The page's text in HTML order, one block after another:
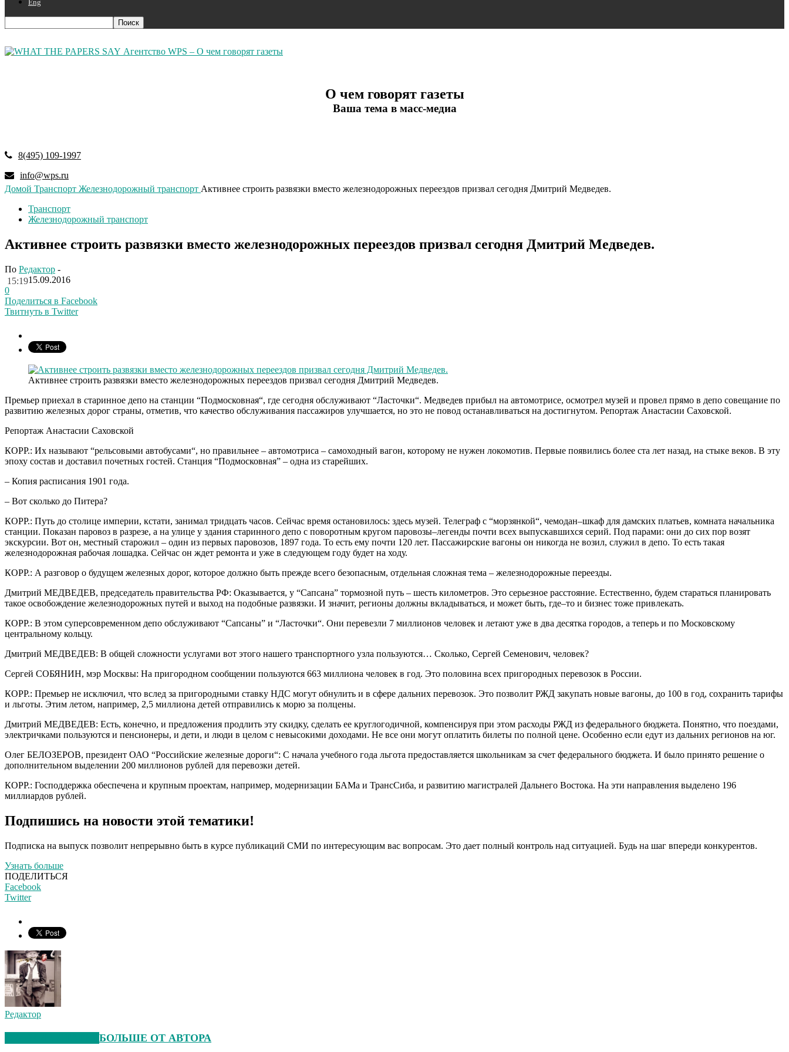
Eng
Агентство WPS – О чем говорят газеты
О чем говорят газеты
Ваша тема в масс-медиа
8(495) 109-1997
info@wps.ru
Домой Транспорт Железнодорожный транспорт Активнее строить развязки вместо железнодорожных переездов призвал сегодня Дмитрий Медведев.
Транспорт
Железнодорожный транспорт
Активнее строить развязки вместо железнодорожных переездов призвал сегодня Дмитрий Медведев.
По Редактор -
15.09.2016
15:19
0
Поделиться в Facebook
Твитнуть в Twitter
Активнее строить развязки вместо железнодорожных переездов призвал сегодня Дмитрий Медведев.
Премьер приехал в старинное депо на станции “Подмосковная“, где сегодня обслуживают “Ласточки“. Медведев прибыл на автомотрисе, осмотрел музей и провел прямо в депо совещание по
развитию железных дорог страны, отметив, что качество обслуживания пассажиров улучшается, но это не повод останавливаться на достигнутом. Репортаж Анастасии Саховской.
Репортаж Анастасии Саховской
КОРР.: Их называют “рельсовыми автобусами“, но правильнее – автомотриса – самоходный вагон, которому не нужен локомотив. Первые появились более ста лет назад, на стыке веков. В эту
эпоху состав и доставил почетных гостей. Станция “Подмосковная” – одна из старейших.
– Копия расписания 1901 года.
– Вот сколько до Питера?
КОРР.: Путь до столице империи, кстати, занимал тридцать часов. Сейчас время остановилось: здесь музей. Телеграф с “морзянкой“, чемодан–шкаф для дамских платьев, комната начальника
станции. Показан паровоз в разрезе, а на улице у здания старинного депо с поворотным кругом паровозы–легенды почти всех выпускавшихся серий. Под парами: они до сих пор возят
экскурсии. Вот он, местный старожил – один из первых паровозов, 1897 года. То есть ему почти 120 лет. Пассажирские вагоны он никогда не возил, служил в депо. То есть такая
железнодорожная рабочая лошадка. Сейчас он ждет ремонта и уже в следующем году будет на ходу.
КОРР.: А разговор о будущем железных дорог, которое должно быть прежде всего безопасным, отдельная сложная тема – железнодорожные переезды.
Дмитрий МЕДВЕДЕВ, председатель правительства РФ: Оказывается, у “Сапсана” тормозной путь – шесть километров. Это серьезное расстояние. Естественно, будем стараться планировать
такое освобождение железнодорожных путей и выход на подобные развязки. И значит, регионы должны вкладываться, и может быть, где–то и бизнес тоже привлекать.
КОРР.: В этом суперсовременном депо обслуживают “Сапсаны” и “Ласточки“. Они перевезли 7 миллионов человек и летают уже в два десятка городов, а теперь и по Московскому
центральному кольцу.
Дмитрий МЕДВЕДЕВ: В общей сложности услугами вот этого нашего транспортного узла пользуются… Сколько, Сергей Семенович, человек?
Сергей СОБЯНИН, мэр Москвы: На пригородном сообщении пользуются 663 миллиона человек в год. Это половина всех пригородных перевозок в России.
КОРР.: Премьер не исключил, что вслед за пригородными ставку НДС могут обнулить и в сфере дальних перевозок. Это позволит РЖД закупать новые вагоны, до 100 в год, сохранить тарифы
и льготы. Этим летом, например, 2,5 миллиона детей отправились к морю за полцены.
Дмитрий МЕДВЕДЕВ: Есть, конечно, и предложения продлить эту скидку, сделать ее круглогодичной, компенсируя при этом расходы РЖД из федерального бюджета. Понятно, что поездами,
электричками пользуются и пенсионеры, и дети, и люди в целом с невысокими доходами. Не все они могут оплатить билеты по полной цене. Особенно если едут из дальних регионов на юг.
Олег БЕЛОЗЕРОВ, президент ОАО “Российские железные дороги“: С начала учебного года льгота предоставляется школьникам за счет федерального бюджета. И было принято решение о
дополнительном выделении 200 миллионов рублей для перевозки детей.
КОРР.: Господдержка обеспечена и крупным проектам, например, модернизации БАМа и ТрансСиба, и развитию магистралей Дальнего Востока. На эти направления выделено 196
миллиардов рублей.
Подпишись на новости этой тематики!
Подписка на выпуск позволит непрерывно быть в курсе публикаций СМИ по интересующим вас вопросам. Это дает полный контроль над ситуацией. Будь на шаг впереди конкурентов.
Узнать больше
ПОДЕЛИТЬСЯ
Facebook
Twitter
Редактор
БОЛЬШЕ ОТ АВТОРА